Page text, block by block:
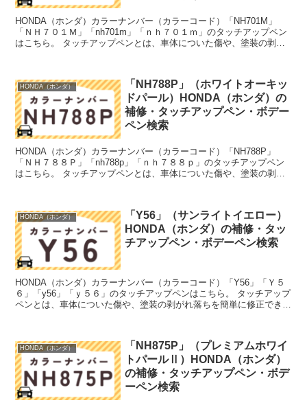
HONDA（ホンダ）カラーナンバー（カラーコード）「NH701M」
「ＮＨ７０１Ｍ」「nh701m」「ｎｈ７０１ｍ」のタッチアップペン
はこちら。 タッチアップペンとは、車体についた傷や、塗装の剥が
HONDA（ホンダ）
「NH788P」（ホワイトオーキッ
ドパール）HONDA（ホンダ）の
補修・タッチアップペン・ボデー
ペン検索
HONDA（ホンダ）カラーナンバー（カラーコード）「NH788P」
「ＮＨ７８８Ｐ」「nh788p」「ｎｈ７８８ｐ」のタッチアップペン
はこちら。 タッチアップペンとは、車体についた傷や、塗装の剥が
HONDA（ホンダ）
「Y56」（サンライトイエロー）
HONDA（ホンダ）の補修・タッ
チアップペン・ボデーペン検索
HONDA（ホンダ）カラーナンバー（カラーコード）「Y56」「Ｙ５
６」「y56」「ｙ５６」のタッチアップペンはこちら。 タッチアップ
ペンとは、車体についた傷や、塗装の剥がれ落ちを簡単に修正できる
HONDA（ホンダ）
「NH875P」（プレミアムホワイ
トパールⅡ）HONDA（ホンダ）
の補修・タッチアップペン・ボデ
ーペン検索